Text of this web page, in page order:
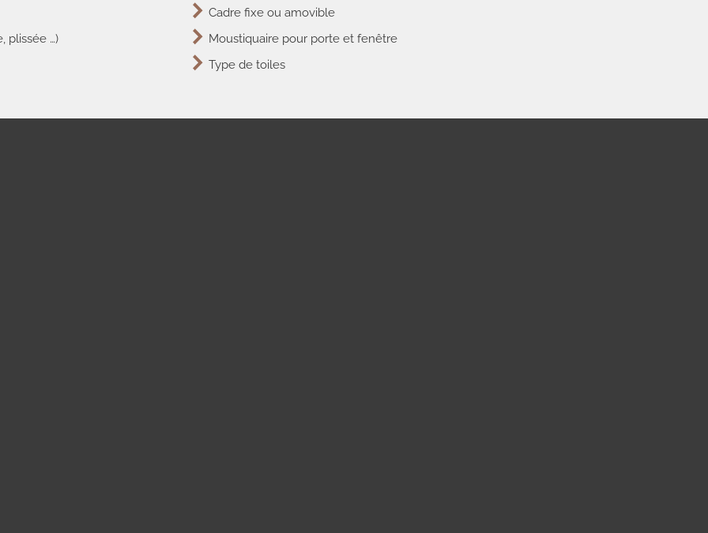
plissée …)
Cadre fixe ou amovible
Moustiquaire pour porte et fenêtre
Type de toiles